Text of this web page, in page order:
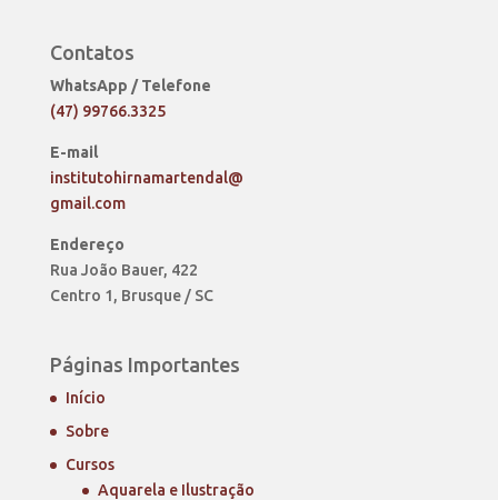
Contatos
WhatsApp / Telefone
(47) 99766.3325
E-mail
institutohirnamartendal@
gmail.com
Endereço
Rua João Bauer, 422
Centro 1, Brusque / SC
Páginas Importantes
Início
Sobre
Cursos
Aquarela e Ilustração